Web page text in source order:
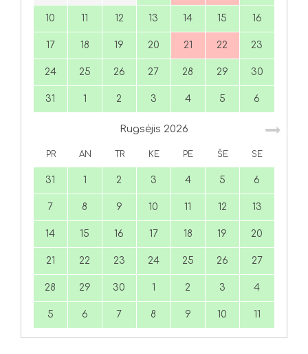
10 11 12 13 14 15 16
17 18 19 20 21 22 23
24 25 26 27 28 29 30
31 1 2 3 4 5 6
Rugsėjis 2026
PR AN TR KE PE ŠE SE
31 1 2 3 4 5 6
7 8 9 10 11 12 13
14 15 16 17 18 19 20
21 22 23 24 25 26 27
28 29 30 1 2 3 4
5 6 7 8 9 10 11